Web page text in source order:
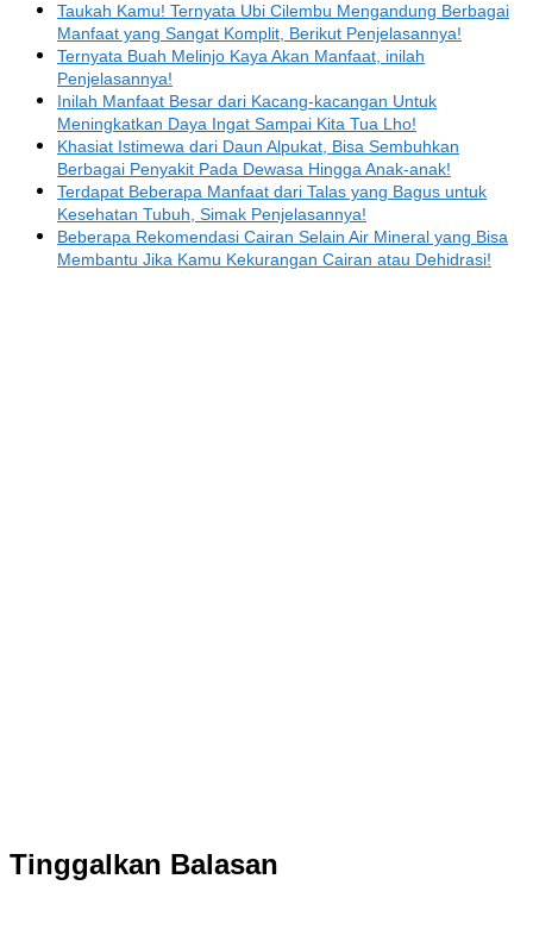
Taukah Kamu! Ternyata Ubi Cilembu Mengandung Berbagai
Manfaat yang Sangat Komplit, Berikut Penjelasannya!
Ternyata Buah Melinjo Kaya Akan Manfaat, inilah
Penjelasannya!
Inilah Manfaat Besar dari Kacang-kacangan Untuk
Meningkatkan Daya Ingat Sampai Kita Tua Lho!
Khasiat Istimewa dari Daun Alpukat, Bisa Sembuhkan
Berbagai Penyakit Pada Dewasa Hingga Anak-anak!
Terdapat Beberapa Manfaat dari Talas yang Bagus untuk
Kesehatan Tubuh, Simak Penjelasannya!
Beberapa Rekomendasi Cairan Selain Air Mineral yang Bisa
Membantu Jika Kamu Kekurangan Cairan atau Dehidrasi!
Tinggalkan Balasan